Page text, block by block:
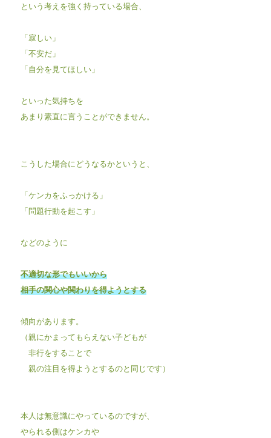
という考えを強く持っている場合、
「寂しい」
「不安だ」
「自分を見てほしい」
といった気持ちを
あまり素直に言うことができません。
こうした場合にどうなるかというと、
「ケンカをふっかける」
「問題行動を起こす」
などのように
不適切な形でもいいから
相手の関心や関わりを得ようとする
傾向があります。
（親にかまってもらえない子どもが
非行をすることで
親の注目を得ようとするのと同じです）
本人は無意識にやっているのですが、
やられる側はケンカや